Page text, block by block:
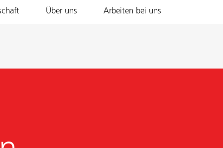
Über uns Arbeiten bei uns